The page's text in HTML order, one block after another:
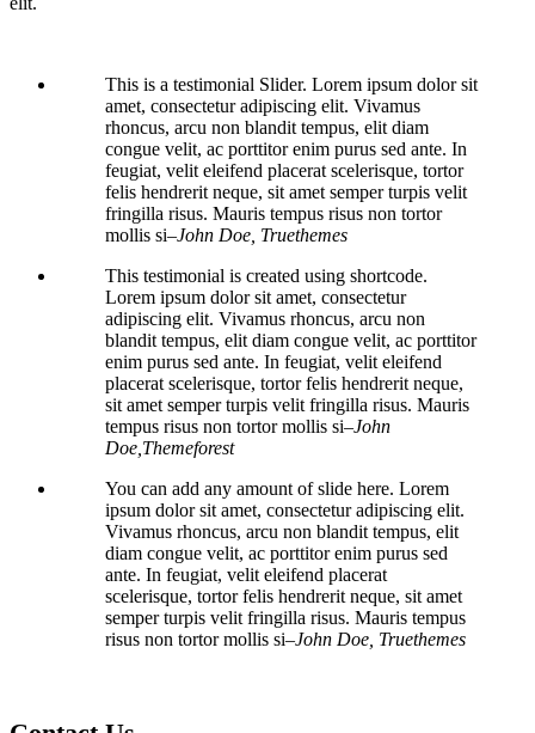
This is a testimonial Slider. Lorem ipsum dolor sit
amet, consectetur adipiscing elit. Vivamus
rhoncus, arcu non blandit tempus, elit diam
congue velit, ac porttitor enim purus sed ante. In
feugiat, velit eleifend placerat scelerisque, tortor
felis hendrerit neque, sit amet semper turpis velit
fringilla risus. Mauris tempus risus non tortor
mollis si–John Doe, Truethemes
This testimonial is created using shortcode.
Lorem ipsum dolor sit amet, consectetur
adipiscing elit. Vivamus rhoncus, arcu non
blandit tempus, elit diam congue velit, ac porttitor
enim purus sed ante. In feugiat, velit eleifend
placerat scelerisque, tortor felis hendrerit neque,
sit amet semper turpis velit fringilla risus. Mauris
tempus risus non tortor mollis si–John
Doe,Themeforest
You can add any amount of slide here. Lorem
ipsum dolor sit amet, consectetur adipiscing elit.
Vivamus rhoncus, arcu non blandit tempus, elit
diam congue velit, ac porttitor enim purus sed
ante. In feugiat, velit eleifend placerat
scelerisque, tortor felis hendrerit neque, sit amet
semper turpis velit fringilla risus. Mauris tempus
risus non tortor mollis si–John Doe, Truethemes